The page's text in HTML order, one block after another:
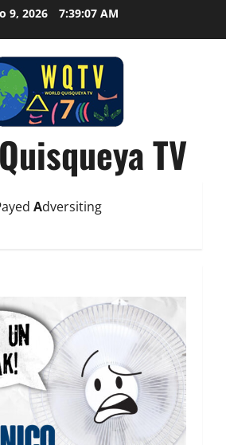
9, 2026 7:39:08 AM
TV
ayed Adversiting